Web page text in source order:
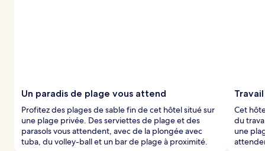
Un paradis de plage vous attend
Profitez des plages de sable fin de cet hôtel situé sur
une plage privée. Des serviettes de plage et des
parasols vous attendent, avec de la plongée avec
tuba, du volley-ball et un bar de plage à proximité.
Cet
du
une